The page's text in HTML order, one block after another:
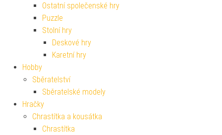
Ostatní společenské hry
Puzzle
Stolní hry
Deskové hry
Karetní hry
Hobby
Sběratelství
Sběratelské modely
Hračky
Chrastítka a kousátka
Chrastítka